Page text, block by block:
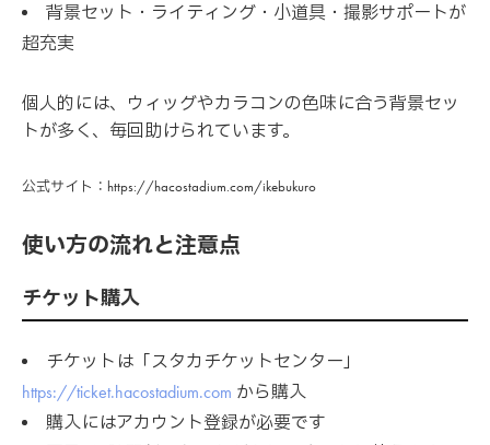
背景セット・ライティング・小道具・撮影サポートが
超充実
個人的には、ウィッグやカラコンの色味に合う背景セッ
トが多く、毎回助けられています。
公式サイト：https://hacostadium.com/ikebukuro
使い方の流れと注意点
チケット購入
チケットは「スタカチケットセンター」
https://ticket.hacostadium.com から購入
購入にはアカウント登録が必要です